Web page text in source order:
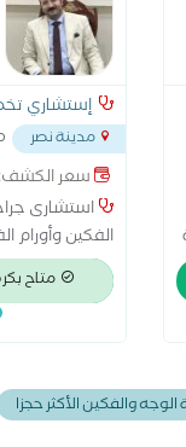
إستشاري
مدينة نصر
نصر...سعر الكشف:
استشارى
الفكين وأورام
لجراحات الوجه
جراحه الوجه
متاح بكرة من
والفكين الأكثر حجزا